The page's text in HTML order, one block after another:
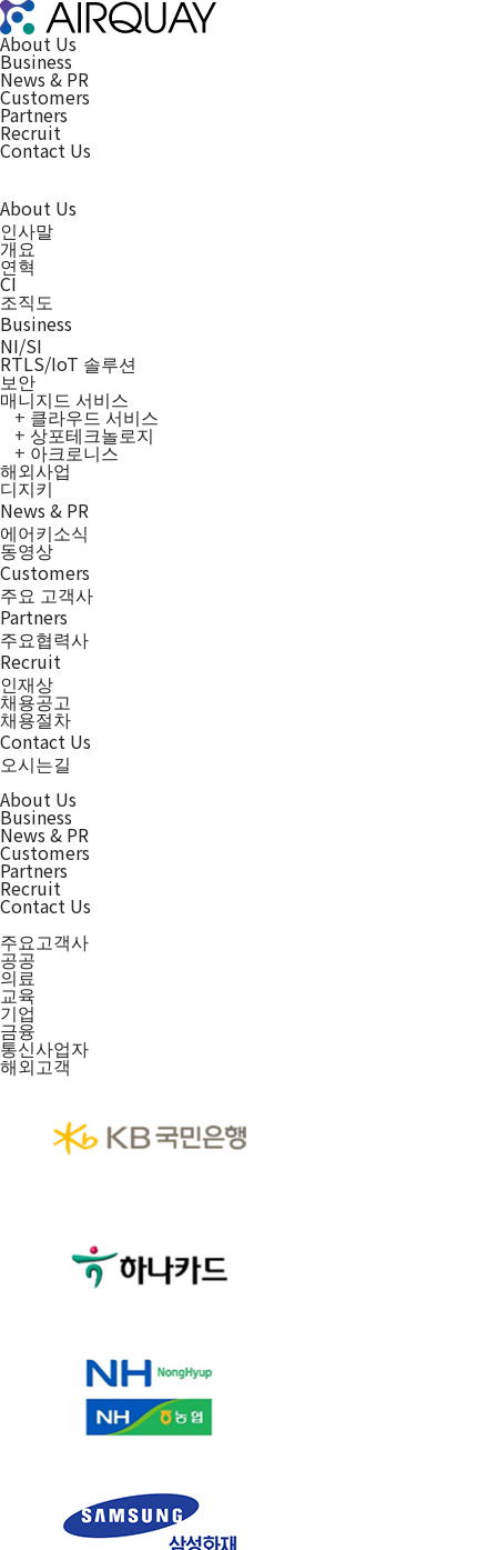
About Us
Business
News & PR
Customers
Partners
Recruit
Contact Us
About Us
인사말
개요
연혁
CI
조직도
Business
NI/SI
RTLS/IoT 솔루션
보안
매니지드 서비스
클라우드 서비스
상포테크놀로지
아크로니스
해외사업
디지키
News & PR
에어키소식
동영상
Customers
주요 고객사
Partners
주요협력사
Recruit
인재상
채용공고
채용절차
Contact Us
오시는길
About Us
Business
News & PR
Customers
Partners
Recruit
Contact Us
주요고객사
공공
의료
교육
기업
금융
통신사업자
해외고객